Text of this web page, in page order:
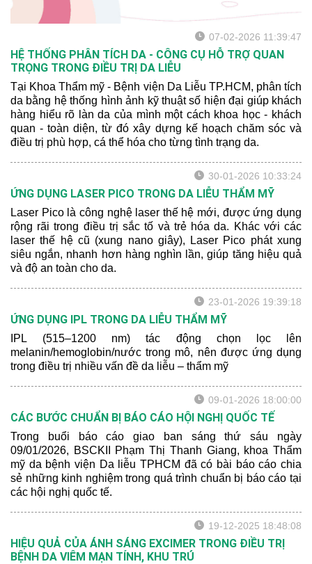
07-02-2026 11:39:47
HỆ THỐNG PHÂN TÍCH DA - CÔNG CỤ HỖ TRỢ QUAN
TRỌNG TRONG ĐIỀU TRỊ DA LIỄU
Tại Khoa Thẩm mỹ - Bệnh viện Da Liễu TP.HCM, phân tích
da bằng hệ thống hình ảnh kỹ thuật số hiện đại giúp khách
hàng hiểu rõ làn da của mình một cách khoa học - khách
quan - toàn diện, từ đó xây dựng kế hoạch chăm sóc và
điều trị phù hợp, cá thể hóa cho từng tình trạng da.
30-01-2026 10:33:24
ỨNG DỤNG LASER PICO TRONG DA LIỄU THẨM MỸ
Laser Pico là công nghệ laser thế hệ mới, được ứng dụng
rộng rãi trong điều trị sắc tố và trẻ hóa da. Khác với các
laser thế hệ cũ (xung nano giây), Laser Pico phát xung
siêu ngắn, nhanh hơn hàng nghìn lần, giúp tăng hiệu quả
và độ an toàn cho da.
23-01-2026 19:39:18
ỨNG DỤNG IPL TRONG DA LIỄU THẨM MỸ
IPL (515–1200 nm) tác động chọn lọc lên
melanin/hemoglobin/nước trong mô, nên được ứng dụng
trong điều trị nhiều vấn đề da liễu – thẩm mỹ
09-01-2026 18:00:00
CÁC BƯỚC CHUẨN BỊ BÁO CÁO HỘI NGHỊ QUỐC TẾ
Trong buổi báo cáo giao ban sáng thứ sáu ngày
09/01/2026, BSCKII Phạm Thị Thanh Giang, khoa Thẩm
mỹ da bệnh viện Da liễu TPHCM đã có bài báo cáo chia
sẻ những kinh nghiệm trong quá trình chuẩn bị báo cáo tại
các hội nghị quốc tế.
19-12-2025 18:48:08
HIỆU QUẢ CỦA ÁNH SÁNG EXCIMER TRONG ĐIỀU TRỊ
BỆNH DA VIÊM MẠN TÍNH, KHU TRÚ